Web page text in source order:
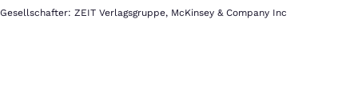
Gesellschafter: ZEIT Verlagsgruppe, McKinsey & Company Inc